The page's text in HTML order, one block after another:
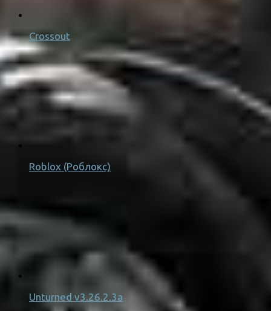
Crossout
Roblox (Роблокс)
Unturned v3.26.2.3a